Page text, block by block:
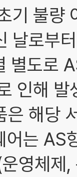
기 불량
날로부
별도로
인해
은 해당
어는 AS
영체제